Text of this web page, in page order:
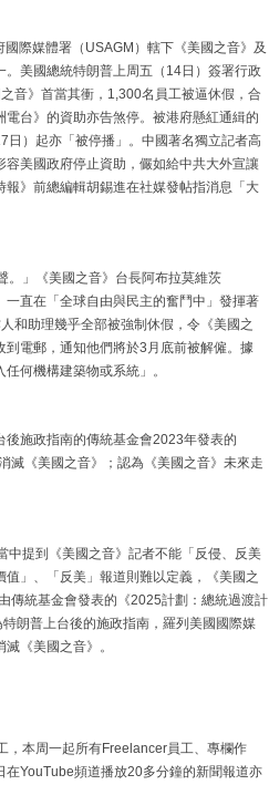
際媒體署（USAGM）轄下《美國之音》及
。美國總統特朗普上周五（14日）簽署行政
音》首當其衝，1,300名員工被逼休假，合
台》的資助亦告煞停。被港府懸紅通緝的
日）起亦「被停播」。中國著名獨立記者高
美國政府停止資助，儼如給中共大外宣讓
》前總編輯胡錫進在社媒發帖指消息「大
。」《美國之音》台長阿布拉莫維茨
一直在「全球自由與民主的奮鬥中」發揮著
和助理幾乎全部被強制休假，令《美國之
電郵，通知他們將於3月底前被解僱。據
何機構建築物或系統」。
施政指南的傳統基金會2023年發表的
滅《美國之音》；認為《美國之音》未來走
中提到《美國之音》記者不能「反侵、反美
」、「反美」報道則難以定義，《美國之
傳統基金會發表的《2025計劃：總統過渡計
朗普上台後的施政指南，羅列美國國際媒
《美國之音》。
，本周一起所有Freelancer員工、專欄作
YouTube頻道播放20多分鐘的新聞報道亦